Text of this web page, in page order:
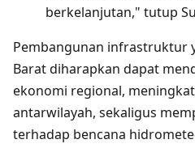
berkelanjutan," tutup
Pembangunan infrastruktur
Barat diharapkan dapat
ekonomi regional,
antarwilayah, sekaligus
terhadap bencana